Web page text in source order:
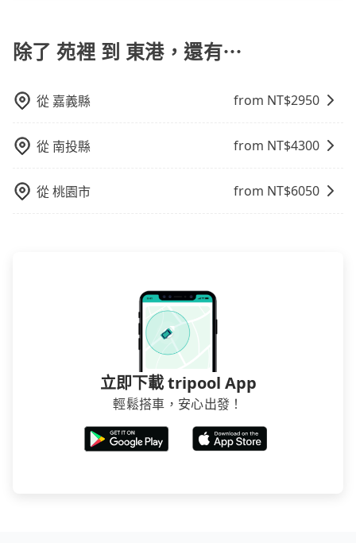
用。
天或者載行李時，就顯得非常不便。
保證前一天中午以前均可全額取消退費，如已經決定好
費，通常以每小時為單位，客戶可以根據自己的需要預
定一定時間的包車服務。這種服務適用於需要在城市內
等。 點到點包車：點到點包車是按照里程和目的地來計
線和里程來計算費用。這種服務通常適用於單程或從一
個城市到另一個城市的長途包車。
除了 苑裡 到 東港，還有⋯
從 嘉義縣 from NT$2950
從 南投縣 from NT$4300
從桃園市 from NT$6050
立即下載 tripool App
輕鬆搭車，安心出發！